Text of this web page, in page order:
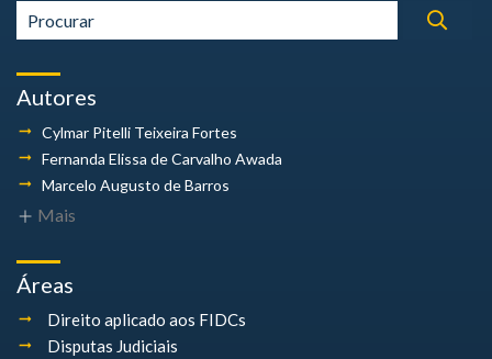
Autores
Cylmar Pitelli Teixeira Fortes
Fernanda Elissa de Carvalho Awada
Marcelo Augusto de Barros
Mais
Áreas
Direito aplicado aos FIDCs
Disputas Judiciais